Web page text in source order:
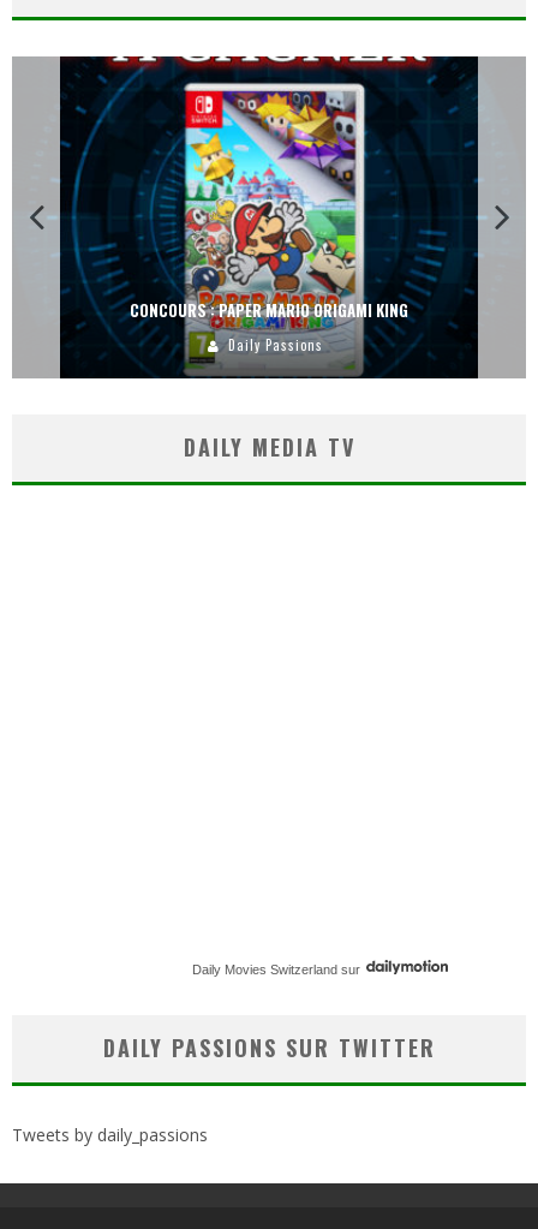
CONCOURS : PAPER MARIO ORIGAMI KING
Daily Passions
DAILY MEDIA TV
Daily Movies Switzerland sur
DAILY PASSIONS SUR TWITTER
Tweets by daily_passions